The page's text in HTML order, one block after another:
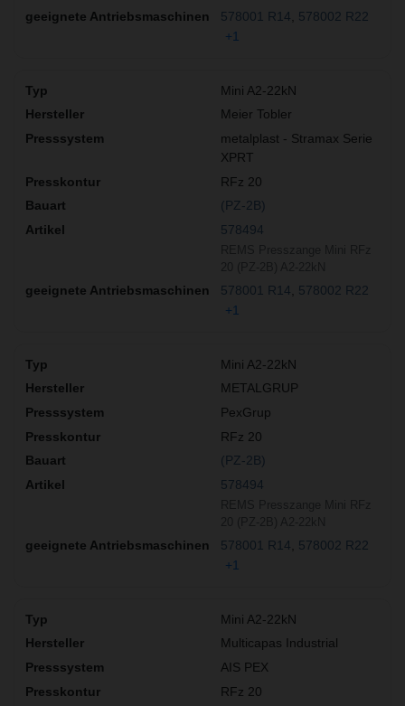
578001 R14
578002 R22
+1
Mini A2-22kN
Meier Tobler
metalplast - Stramax Serie
XPRT
RFz 20
(PZ-2B)
578494
578001 R14
578002 R22
+1
Mini A2-22kN
METALGRUP
PexGrup
RFz 20
(PZ-2B)
578494
578001 R14
578002 R22
+1
Mini A2-22kN
Multicapas Industrial
AIS PEX
RFz 20